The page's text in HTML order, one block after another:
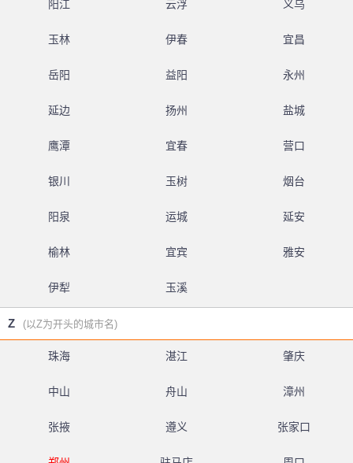
阳江 云浮 义乌
玉林 伊春 宜昌
岳阳 益阳 永州
延边 扬州 盐城
鹰潭 宜春 营口
银川 玉树 烟台
阳泉 运城 延安
榆林 宜宾 雅安
伊犁 玉溪
Z (以Z为开头的城市名)
珠海 湛江 肇庆
中山 舟山 漳州
张掖 遵义 张家口